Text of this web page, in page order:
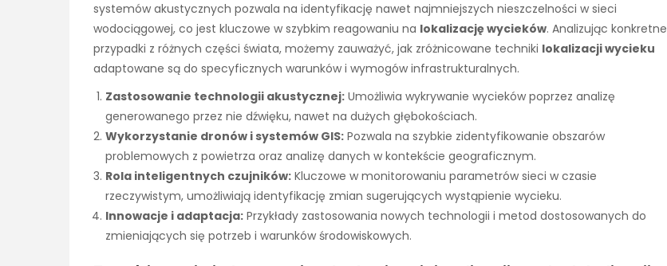
systemów akustycznych pozwala na identyfikację nawet najmniejszych nieszczelności w sieci
wodociągowej, co jest kluczowe w szybkim reagowaniu na lokalizację wycieków. Analizując konkretne
przypadki z różnych części świata, możemy zauważyć, jak zróżnicowane techniki lokalizacji wycieku
adaptowane są do specyficznych warunków i wymogów infrastrukturalnych.
Zastosowanie technologii akustycznej: Umożliwia wykrywanie wycieków poprzez analizę
generowanego przez nie dźwięku, nawet na dużych głębokościach.
Wykorzystanie dronów i systemów GIS: Pozwala na szybkie zidentyfikowanie obszarów
problemowych z powietrza oraz analizę danych w kontekście geograficznym.
Rola inteligentnych czujników: Kluczowe w monitorowaniu parametrów sieci w czasie
rzeczywistym, umożliwiają identyfikację zmian sugerujących wystąpienie wycieku.
Innowacje i adaptacja: Przykłady zastosowania nowych technologii i metod dostosowanych do
zmieniających się potrzeb i warunków środowiskowych.